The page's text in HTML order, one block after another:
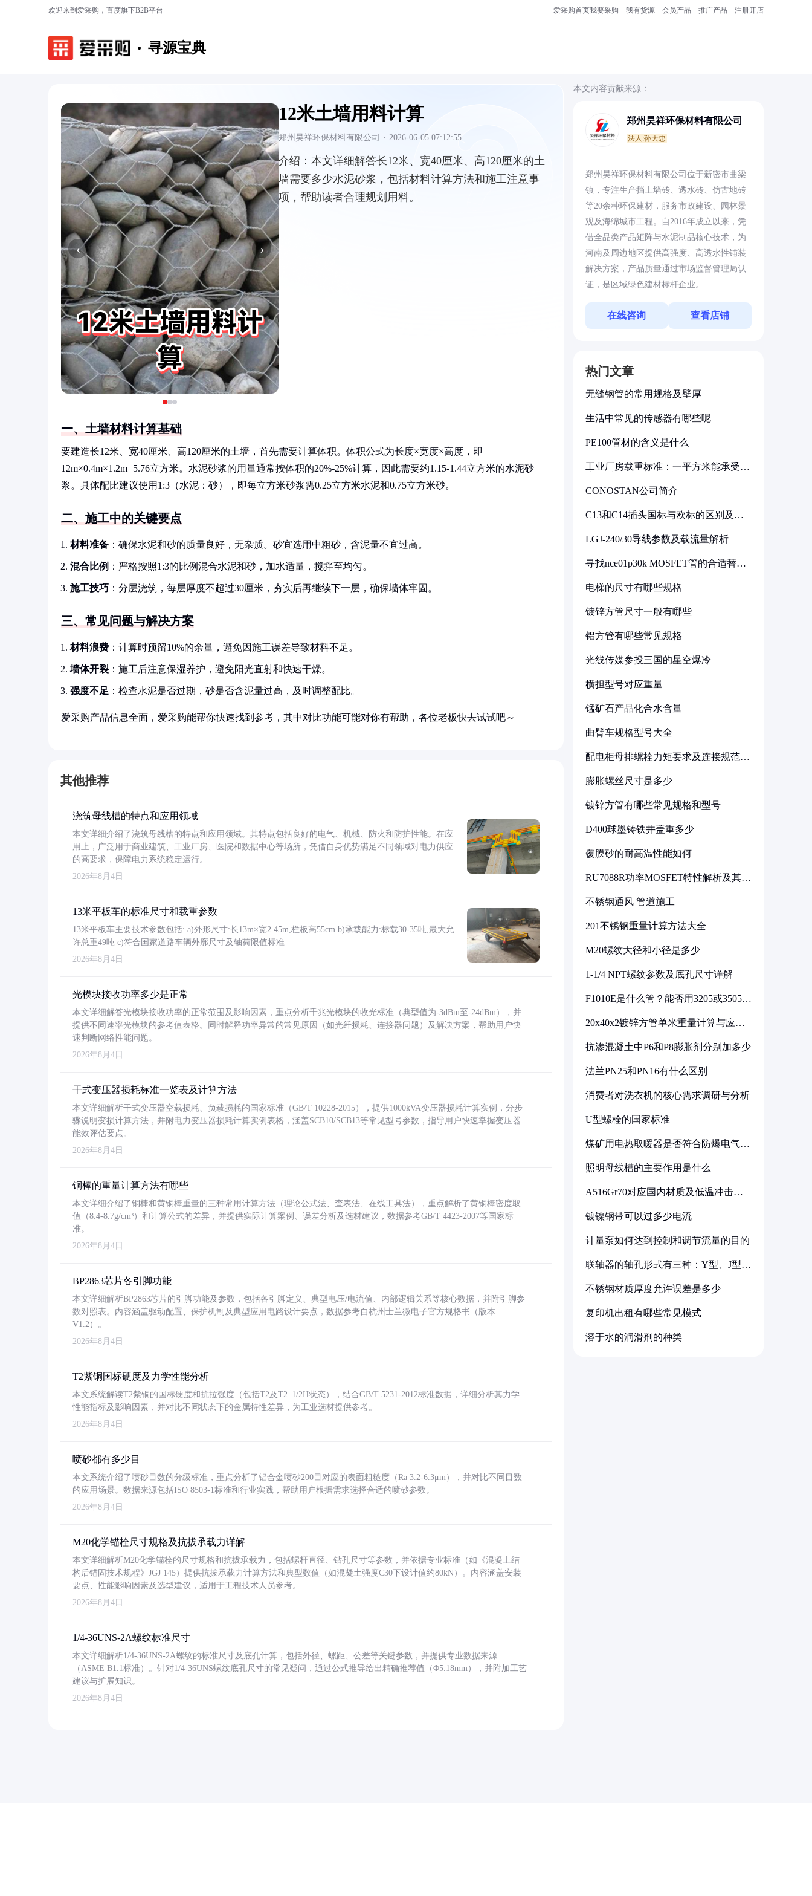
欢迎来到爱采购，百度旗下B2B平台 爱采购首页我要采购 我有货源 会员产品 推广产品 注册开店
寻源宝典
‹ ›
12米土墙用料计算
郑州昊祥环保材料有限公司 · 2026-06-05 07:12:55
介绍： 本文详细解答长12米、宽40厘米、高120厘米的土
墙需要多少水泥砂浆，包括材料计算方法和施工注意事
项，帮助读者合理规划用料。
一、土墙材料计算基础
要建造长12米、宽40厘米、高120厘米的土墙，首先需要计算体积。体积公式为长度×宽度×高度，即
12m×0.4m×1.2m=5.76立方米。水泥砂浆的用量通常按体积的20%-25%计算，因此需要约1.15-1.44立方米的水泥砂
浆。具体配比建议使用1:3（水泥：砂），即每立方米砂浆需0.25立方米水泥和0.75立方米砂。
二、施工中的关键要点
材料准备 ：确保水泥和砂的质量良好，无杂质。砂宜选用中粗砂，含泥量不宜过高。
混合比例 ：严格按照1:3的比例混合水泥和砂，加水适量，搅拌至均匀。
施工技巧 ：分层浇筑，每层厚度不超过30厘米，夯实后再继续下一层，确保墙体牢固。
三、常见问题与解决方案
材料浪费 ：计算时预留10%的余量，避免因施工误差导致材料不足。
墙体开裂 ：施工后注意保湿养护，避免阳光直射和快速干燥。
强度不足 ：检查水泥是否过期，砂是否含泥量过高，及时调整配比。
爱采购产品信息全面，爱采购能帮你快速找到参考，其中对比功能可能对你有帮助，各位老板快去试试吧～
其他推荐
浇筑母线槽的特点和应用领域
本文详细介绍了浇筑母线槽的特点和应用领域。其特点包括良好的电气、机械、防火和防护性能。在应
用上，广泛用于商业建筑、工业厂房、医院和数据中心等场所，凭借自身优势满足不同领域对电力供应
的高要求，保障电力系统稳定运行。
2026年8月4日
13米平板车的标准尺寸和载重参数
13米平板车主要技术参数包括: a)外形尺寸:长13m×宽2.45m,栏板高55cm b)承载能力:标载30-35吨,最大允
许总重49吨 c)符合国家道路车辆外廓尺寸及轴荷限值标准
2026年8月4日
光模块接收功率多少是正常
本文详细解答光模块接收功率的正常范围及影响因素，重点分析千兆光模块的收光标准（典型值为-3dBm至-24dBm），并
提供不同速率光模块的参考值表格。同时解释功率异常的常见原因（如光纤损耗、连接器问题）及解决方案，帮助用户快
速判断网络性能问题。
2026年8月4日
干式变压器损耗标准一览表及计算方法
本文详细解析干式变压器空载损耗、负载损耗的国家标准（GB/T 10228-2015），提供1000kVA变压器损耗计算实例，分步
骤说明变损计算方法，并附电力变压器损耗计算实例表格，涵盖SCB10/SCB13等常见型号参数，指导用户快速掌握变压器
能效评估要点。
2026年8月4日
铜棒的重量计算方法有哪些
本文详细介绍了铜棒和黄铜棒重量的三种常用计算方法（理论公式法、查表法、在线工具法），重点解析了黄铜棒密度取
值（8.4-8.7g/cm³）和计算公式的差异，并提供实际计算案例、误差分析及选材建议，数据参考GB/T 4423-2007等国家标
准。
2026年8月4日
BP2863芯片各引脚功能
本文详细解析BP2863芯片的引脚功能及参数，包括各引脚定义、典型电压/电流值、内部逻辑关系等核心数据，并附引脚参
数对照表。内容涵盖驱动配置、保护机制及典型应用电路设计要点，数据参考自杭州士兰微电子官方规格书（版本
V1.2）。
2026年8月4日
T2紫铜国标硬度及力学性能分析
本文系统解读T2紫铜的国标硬度和抗拉强度（包括T2及T2_1/2H状态），结合GB/T 5231-2012标准数据，详细分析其力学
性能指标及影响因素，并对比不同状态下的金属特性差异，为工业选材提供参考。
2026年8月4日
喷砂都有多少目
本文系统介绍了喷砂目数的分级标准，重点分析了铝合金喷砂200目对应的表面粗糙度（Ra 3.2-6.3μm），并对比不同目数
的应用场景。数据来源包括ISO 8503-1标准和行业实践，帮助用户根据需求选择合适的喷砂参数。
2026年8月4日
M20化学锚栓尺寸规格及抗拔承载力详解
本文详细解析M20化学锚栓的尺寸规格和抗拔承载力，包括螺杆直径、钻孔尺寸等参数，并依据专业标准（如《混凝土结
构后锚固技术规程》JGJ 145）提供抗拔承载力计算方法和典型数值（如混凝土强度C30下设计值约80kN）。内容涵盖安装
要点、性能影响因素及选型建议，适用于工程技术人员参考。
2026年8月4日
1/4-36UNS-2A螺纹标准尺寸
本文详细解析1/4-36UNS-2A螺纹的标准尺寸及底孔计算，包括外径、螺距、公差等关键参数，并提供专业数据来源
（ASME B1.1标准）。针对1/4-36UNS螺纹底孔尺寸的常见疑问，通过公式推导给出精确推荐值（Φ5.18mm），并附加工艺
建议与扩展知识。
2026年8月4日
本文内容贡献来源：
郑州昊祥环保材料有限公司
法人:孙大忠
郑州昊祥环保材料有限公司位于新密市曲梁
镇，专注生产挡土墙砖、透水砖、仿古地砖
等20余种环保建材，服务市政建设、园林景
观及海绵城市工程。自2016年成立以来，凭
借全品类产品矩阵与水泥制品核心技术，为
河南及周边地区提供高强度、高透水性铺装
解决方案，产品质量通过市场监督管理局认
证，是区域绿色建材标杆企业。
在线咨询 查看店铺
热门文章
无缝钢管的常用规格及壁厚
生活中常见的传感器有哪些呢
PE100管材的含义是什么
工业厂房载重标准：一平方米能承受多
CONOSTAN公司简介
C13和C14插头国标与欧标的区别及其
LGJ-240/30导线参数及载流量解析
寻找nce01p30k MOSFET管的合适替代
电梯的尺寸有哪些规格
镀锌方管尺寸一般有哪些
铝方管有哪些常见规格
光线传媒参投三国的星空爆冷
横担型号对应重量
锰矿石产品化合水含量
曲臂车规格型号大全
配电柜母排螺栓力矩要求及连接规范详
膨胀螺丝尺寸是多少
镀锌方管有哪些常见规格和型号
D400球墨铸铁井盖重多少
覆膜砂的耐高温性能如何
RU7088R功率MOSFET特性解析及其在
不锈钢通风 管道施工
201不锈钢重量计算方法大全
M20螺纹大径和小径是多少
1-1/4 NPT螺纹参数及底孔尺寸详解
F1010E是什么管？能否用3205或3505代
20x40x2镀锌方管单米重量计算与应用
抗渗混凝土中P6和P8膨胀剂分别加多少
法兰PN25和PN16有什么区别
消费者对洗衣机的核心需求调研与分析
U型螺栓的国家标准
煤矿用电热取暖器是否符合防爆电气设
照明母线槽的主要作用是什么
A516Gr70对应国内材质及低温冲击要
镀镍钢带可以过多少电流
计量泵如何达到控制和调节流量的目的
联轴器的轴孔形式有三种：Y型、J型、
不锈钢材质厚度允许误差是多少
复印机出租有哪些常见模式
溶于水的润滑剂的种类